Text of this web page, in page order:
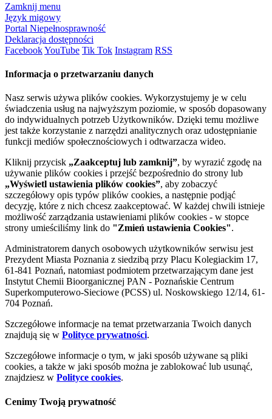
Zamknij menu
Język migowy
Portal Niepełnosprawność
Deklaracja dostępności
FacebookYouTube Tik Tok Instagram RSS
Informacja o przetwarzaniu danych
Nasz serwis używa plików cookies. Wykorzystujemy je w celu
świadczenia usług na najwyższym poziomie, w sposób dopasowany
do indywidualnych potrzeb Użytkowników. Dzięki temu możliwe
jest także korzystanie z narzędzi analitycznych oraz udostępnianie
funkcji mediów społecznościowych i odtwarzacza wideo.
Kliknij przycisk „Zaakceptuj lub zamknij”, by wyrazić zgodę na
używanie plików cookies i przejść bezpośrednio do strony lub
„Wyświetl ustawienia plików cookies”, aby zobaczyć
szczegółowy opis typów plików cookies, a następnie podjąć
decyzję, które z nich chcesz zaakceptować. W każdej chwili istnieje
możliwość zarządzania ustawieniami plików cookies - w stopce
strony umieściliśmy link do "Zmień ustawienia Cookies".
Administratorem danych osobowych użytkowników serwisu jest
Prezydent Miasta Poznania z siedzibą przy Placu Kolegiackim 17,
61-841 Poznań, natomiast podmiotem przetwarzającym dane jest
Instytut Chemii Bioorganicznej PAN - Poznańskie Centrum
Superkomputerowo-Sieciowe (PCSS) ul. Noskowskiego 12/14, 61-
704 Poznań.
Szczegółowe informacje na temat przetwarzania Twoich danych
znajdują się w Polityce prywatności.
Szczegółowe informacje o tym, w jaki sposób używane są pliki
cookies, a także w jaki sposób można je zablokować lub usunąć,
znajdziesz w Polityce cookies.
Cenimy Twoją prywatność